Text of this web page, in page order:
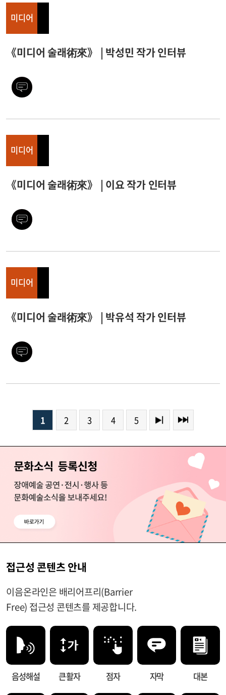
미디어
《미디어 술래術來》 | 박성민 작가 인터뷰
미디어
《미디어 술래術來》 | 이요 작가 인터뷰
미디어
《미디어 술래術來》 | 박유석 작가 인터뷰
1 2 3 4 5
접근성 콘텐츠 안내
이음온라인은 배리어프리(Barrier
Free) 접근성 콘텐츠를 제공합니다.
음성해설 큰 활자 점자 자막 대본